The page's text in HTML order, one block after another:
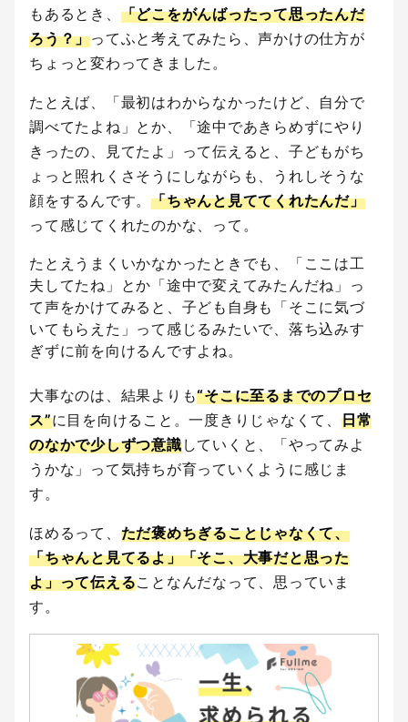
もあるとき、 「どこをがんばったって思ったんだ
ろう？」ってふと考えてみたら、声かけの仕方が
ちょっと変わってきました。
たとえば、「最初はわからなかったけど、自分で
調べてたよね」とか、「途中であきらめずにやり
きったの、見てたよ」って伝えると、子どもがち
ょっと照れくさそうにしながらも、うれしそうな
顔をするんです。 「ちゃんと見ててくれたんだ」
って感じてくれたのかな、って。
たとえうまくいかなかったときでも、「ここは工
夫してたね」とか「途中で変えてみたんだね」っ
て声をかけてみると、子ども自身も「そこに気づ
いてもらえた」って感じるみたいで、落ち込みす
ぎずに前を向けるんですよね。
大事なのは、結果よりも“そこに至るまでのプロセ
ス”に目を向けること。一度きりじゃなくて、 日常
のなかで少しずつ意識していくと、「やってみよ
うかな」って気持ちが育っていくように感じま
す。
ほめるって、 ただ褒めちぎることじゃなくて、
「ちゃんと見てるよ」「そこ、大事だと思った
よ」って伝えることなんだなって、思っていま
す。